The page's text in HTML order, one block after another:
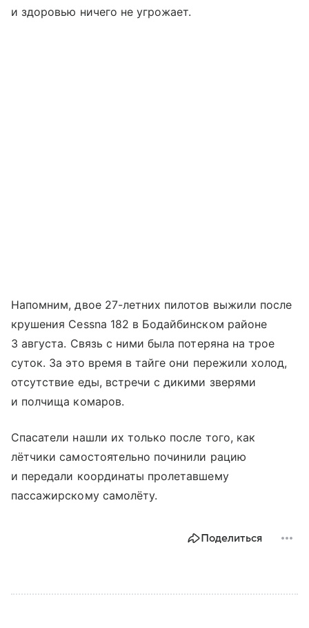
и здоровью ничего не угрожает.
Напомним, двое 27-летних пилотов выжили после
крушения Cessna 182 в Бодайбинском районе
3 августа. Связь с ними была потеряна на трое
суток. За это время в тайге они пережили холод,
отсутствие еды, встречи с дикими зверями
и полчища комаров.
Спасатели нашли их только после того, как
лётчики самостоятельно починили рацию
и передали координаты пролетавшему
пассажирскому самолёту.
Поделиться